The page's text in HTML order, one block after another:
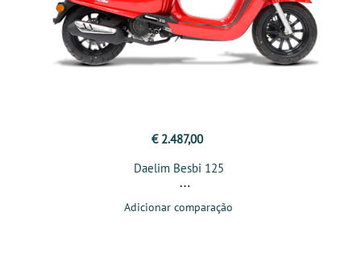
€ 2.487,00
Daelim Besbi 125
Adicionar comparação